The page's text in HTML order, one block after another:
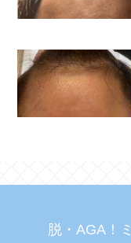
脱・AGA！